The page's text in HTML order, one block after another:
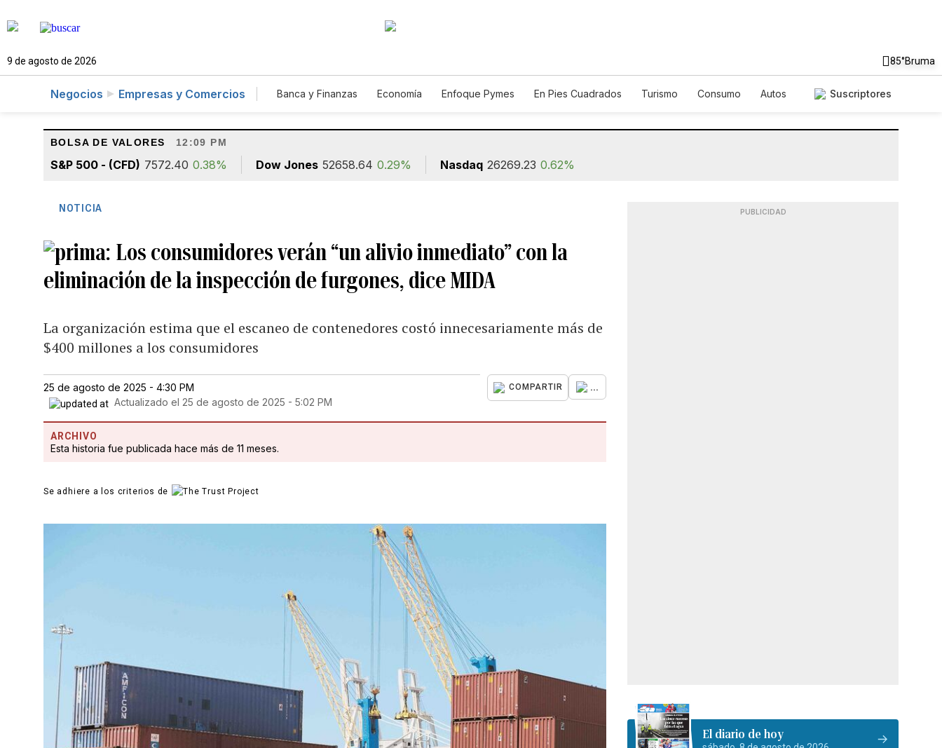
9 de agosto de 2026 85°Bruma
Negocios Empresas y Comercios Banca y Finanzas Economía Enfoque Pymes En Pies Cuadrados Turismo Consumo
Autos
Suscriptores
BOLSA DE VALORES 12:09 PM
S&P 500 - (CFD) 7572.40 0.38% Dow Jones 52658.64 0.29% Nasdaq 26269.23 0.62%
NOTICIA
Los consumidores verán “un alivio inmediato” con la
eliminación de la inspección de furgones, dice MIDA
La organización estima que el escaneo de contenedores costó innecesariamente más de
$400 millones a los consumidores
25 de agosto de 2025 - 4:30 PM
Actualizado el 25 de agosto de 2025 - 5:02 PM
COMPARTIR ...
ARCHIVO
Esta historia fue publicada hace más de 11 meses.
Se adhiere a los criterios de
PUBLICIDAD
El diario de hoy